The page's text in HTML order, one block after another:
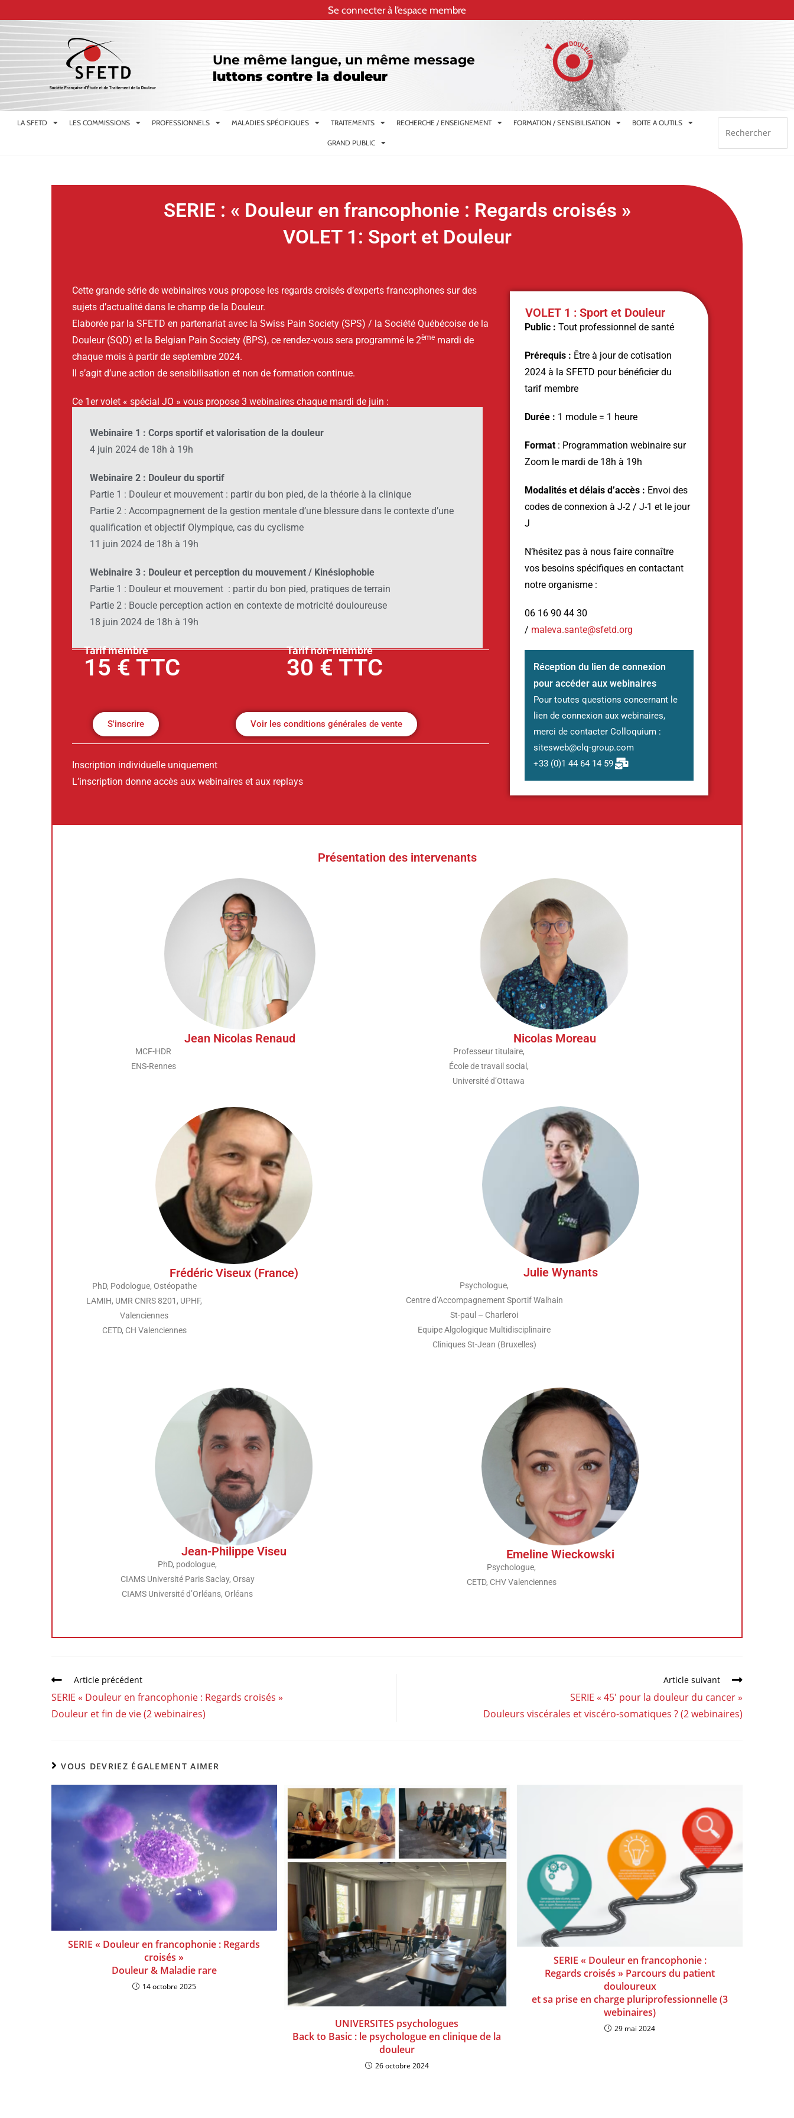
Se connecter à l’espace membre
Une même langue, un même message
luttons contre la douleur
LA SFETD LES COMMISSIONS PROFESSIONNELS MALADIES SPÉCIFIQUES TRAITEMENTS RECHERCHE / ENSEIGNEMENT FORMATION / SENSIBILISATION BOITE A OUTILS
GRAND PUBLIC
SERIE : « Douleur en francophonie : Regards croisés »
VOLET 1: Sport et Douleur
Cette grande série de webinaires vous propose les regards croisés d’experts francophones sur des
sujets d’actualité dans le champ de la Douleur.
Elaborée par la SFETD en partenariat avec la Swiss Pain Society (SPS) / la Société Québécoise de la
Douleur (SQD) et la Belgian Pain Society (BPS), ce rendez-vous sera programmé le 2ème mardi de
chaque mois à partir de septembre 2024.
Il s’agit d’une action de sensibilisation et non de formation continue.
Ce 1er volet « spécial JO » vous propose 3 webinaires chaque mardi de juin :
Webinaire 1 : Corps sportif et valorisation de la douleur
4 juin 2024 de 18h à 19h
Webinaire 2 : Douleur du sportif
Partie 1 : Douleur et mouvement : partir du bon pied, de la théorie à la clinique
Partie 2 : Accompagnement de la gestion mentale d’une blessure dans le contexte d’une
qualification et objectif Olympique, cas du cyclisme
11 juin 2024 de 18h à 19h
Webinaire 3 : Douleur et perception du mouvement / Kinésiophobie
Partie 1 : Douleur et mouvement : partir du bon pied, pratiques de terrain
Partie 2 : Boucle perception action en contexte de motricité douloureuse
18 juin 2024 de 18h à 19h
Tarif membre
15 € TTC
Tarif non-membre
30 € TTC
S'inscrire Voir les conditions générales de vente
Inscription individuelle uniquement
L’inscription donne accès aux webinaires et aux replays
VOLET 1 : Sport et Douleur
Public : Tout professionnel de santé
Prérequis : Être à jour de cotisation
2024 à la SFETD pour bénéficier du
tarif membre
Durée : 1 module = 1 heure
Format : Programmation webinaire sur
Zoom le mardi de 18h à 19h
Modalités et délais d’accès : Envoi des
codes de connexion à J-2 / J-1 et le jour
J
N’hésitez pas à nous faire connaître
vos besoins spécifiques en contactant
notre organisme :
06 16 90 44 30
/ maleva.sante@sfetd.org
Réception du lien de connexion
pour accéder aux webinaires
Pour toutes questions concernant le
lien de connexion aux webinaires,
merci de contacter Colloquium :
sitesweb@clq-group.com
+33 (0)1 44 64 14 59
Présentation des intervenants
Jean Nicolas Renaud
MCF-HDR
ENS-Rennes
Nicolas Moreau
Professeur titulaire,
École de travail social,
Université d’Ottawa
Frédéric Viseux (France)
PhD, Podologue, Ostéopathe
LAMIH, UMR CNRS 8201, UPHF,
Valenciennes
CETD, CH Valenciennes
Julie Wynants
Psychologue,
Centre d’Accompagnement Sportif Walhain
St-paul – Charleroi
Equipe Algologique Multidisciplinaire
Cliniques St-Jean (Bruxelles)
Jean-Philippe Viseu
PhD, podologue,
CIAMS Université Paris Saclay, Orsay
CIAMS Université d’Orléans, Orléans
Emeline Wieckowski
Psychologue,
CETD, CHV Valenciennes
Article précédent
SERIE « Douleur en francophonie : Regards croisés »
Douleur et fin de vie (2 webinaires)
Article suivant
SERIE « 45′ pour la douleur du cancer »
Douleurs viscérales et viscéro-somatiques ? (2 webinaires)
VOUS DEVRIEZ ÉGALEMENT AIMER
SERIE « Douleur en francophonie : Regards
croisés »
Douleur & Maladie rare
14 octobre 2025
UNIVERSITES psychologues
Back to Basic : le psychologue en clinique de la
douleur
26 octobre 2024
SERIE « Douleur en francophonie :
Regards croisés » Parcours du patient
douloureux
et sa prise en charge pluriprofessionnelle (3
webinaires)
29 mai 2024